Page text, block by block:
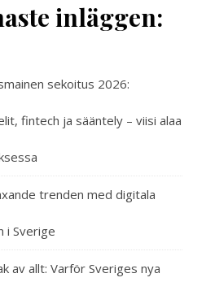
inläggen:
sekoitus 2026:
fintech ja sääntely – viisi alaa
trenden med digitala
i Sverige
av allt: Varför Sveriges nya